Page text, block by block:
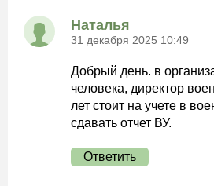
Наталья
31 декабря 2025 10:49
Добрый день. в
человека, директор
лет стоит на учете в
сдавать отчет ВУ.
Ответить